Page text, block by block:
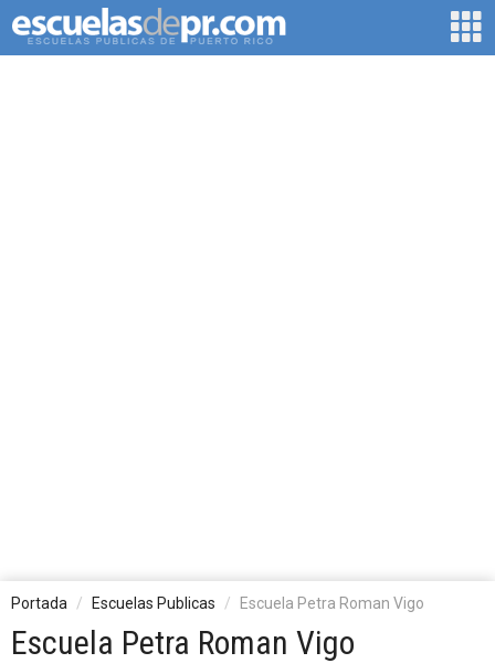
Portada Escuelas Publicas Escuela Petra Roman Vigo
Escuela Petra Roman Vigo